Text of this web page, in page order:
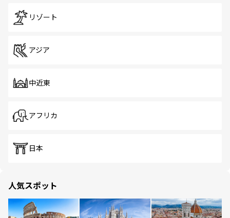
リゾート
アジア
中近東
アフリカ
日本
人気スポット